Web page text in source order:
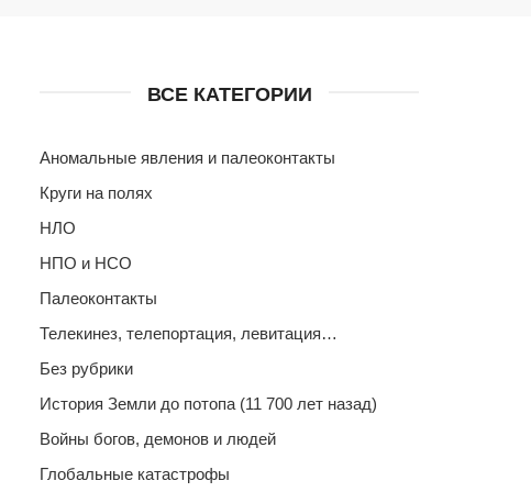
ВСЕ КАТЕГОРИИ
Аномальные явления и палеоконтакты
Круги на полях
НЛО
НПО и НСО
Палеоконтакты
Телекинез, телепортация, левитация…
Без рубрики
История Земли до потопа (11 700 лет назад)
Войны богов, демонов и людей
Глобальные катастрофы